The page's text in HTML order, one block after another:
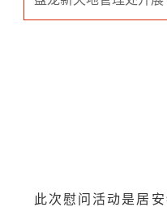
此次慰问活动是居